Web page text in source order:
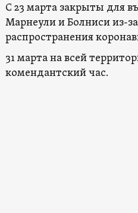
С 23 марта закрыты для
Марнеули и Болниси из-
распространения
31 марта на всей
комендантский час.